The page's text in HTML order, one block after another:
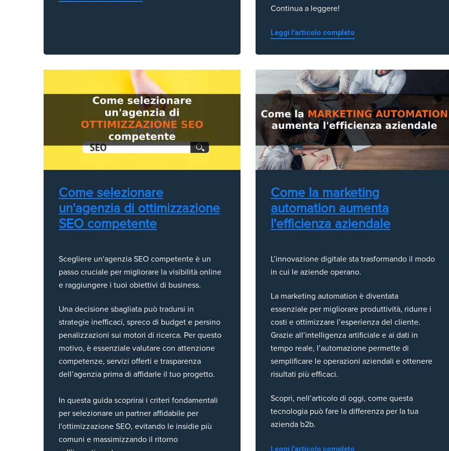
Continua a leggere!
Leggi l'articolo completo
Come selezionare
un'agenzia di ottimizzazione
SEO competente
Scegliere un'agenzia SEO competente è un
passo cruciale per migliorare la visibilità online
e raggiungere i tuoi obiettivi di business.
Una decisione sbagliata può tradursi in
strategie inefficaci, spreco di budget e persino
penalizzazioni sui motori di ricerca. Per questo
motivo, è essenziale valutare con attenzione
competenze, servizi offerti e trasparenza
dell’agenzia prima di affidarle il tuo progetto.
In questa guida scoprirai i criteri fondamentali
per selezionare un partner affidabile per
l'ottimizzazione SEO, evitando le insidie più
comuni e massimizzando il ritorno
Come la marketing
automation aumenta
l'efficienza aziendale
L’innovazione digitale sta trasformando il modo
in cui le aziende operano.
La marketing automation è diventata
essenziale per migliorare produttività, ridurre i
costi e ottimizzare l’esperienza del cliente.
Grazie all’intelligenza artificiale e ai dati in
tempo reale, l’automazione permette di
semplificare le operazioni aziendali e ottenere
risultati più efficaci.
Scopri, nell’articolo di oggi, come questa
tecnologia può fare la differenza per la tua
azienda b2b.
Leggi l'articolo completo